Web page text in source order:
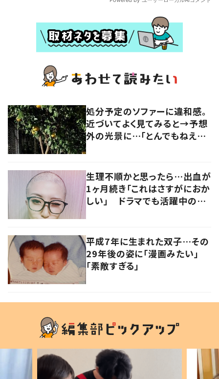
処分予定のソファーに違和感。
近づいてよく見てみると→予想
外の光景に…「とんでもねえ…」
生理不順かと思ったら…出血が
1ヶ月続き「これはさすがにおか
しい」 ドラマでも活躍中の女
平成7年に生まれた双子…その
29年後の姿に「漫画みたい」
「素敵すぎる」